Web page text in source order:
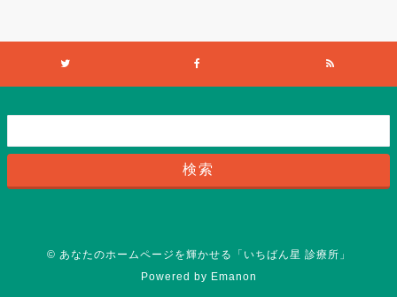
© あなたのホームページを輝かせる「いちばん星 診療所」
Powered by Emanon